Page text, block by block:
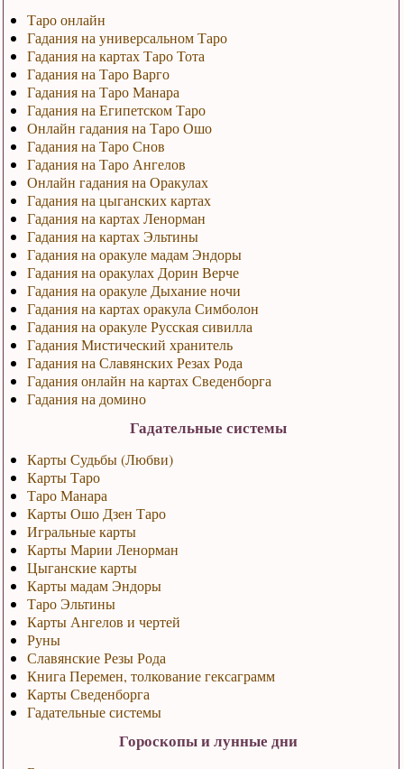
Таро онлайн
Гадания на универсальном Таро
Гадания на картах Таро Тота
Гадания на Таро Варго
Гадания на Таро Манара
Гадания на Египетском Таро
Онлайн гадания на Таро Ошо
Гадания на Таро Снов
Гадания на Таро Ангелов
Онлайн гадания на Оракулах
Гадания на цыганских картах
Гадания на картах Ленорман
Гадания на картах Эльтины
Гадания на оракуле мадам Эндоры
Гадания на оракулах Дорин Верче
Гадания на оракуле Дыхание ночи
Гадания на картах оракула Симболон
Гадания на оракуле Русская сивилла
Гадания Мистический хранитель
Гадания на Славянских Резах Рода
Гадания онлайн на картах Сведенборга
Гадания на домино
Гадательные системы
Карты Судьбы (Любви)
Карты Таро
Таро Манара
Карты Ошо Дзен Таро
Игральные карты
Карты Марии Ленорман
Цыганские карты
Карты мадам Эндоры
Таро Эльтины
Карты Ангелов и чертей
Руны
Славянские Резы Рода
Книга Перемен, толкование гексаграмм
Карты Сведенборга
Гадательные системы
Гороскопы и лунные дни